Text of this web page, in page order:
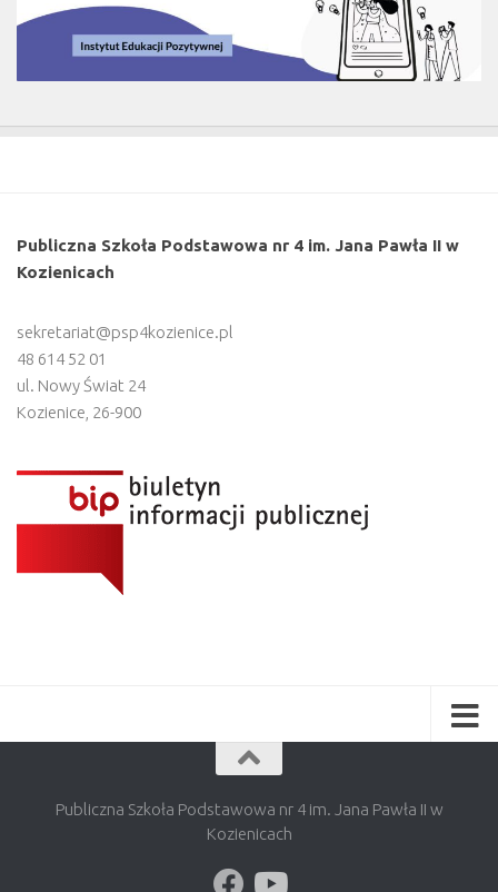
Publiczna Szkoła Podstawowa nr 4 im. Jana Pawła II w
Kozienicach
sekretariat@psp4kozienice.pl
48 614 52 01
ul. Nowy Świat 24
Kozienice 26-900
Publiczna Szkoła Podstawowa nr 4 im. Jana Pawła II w
Kozienicach